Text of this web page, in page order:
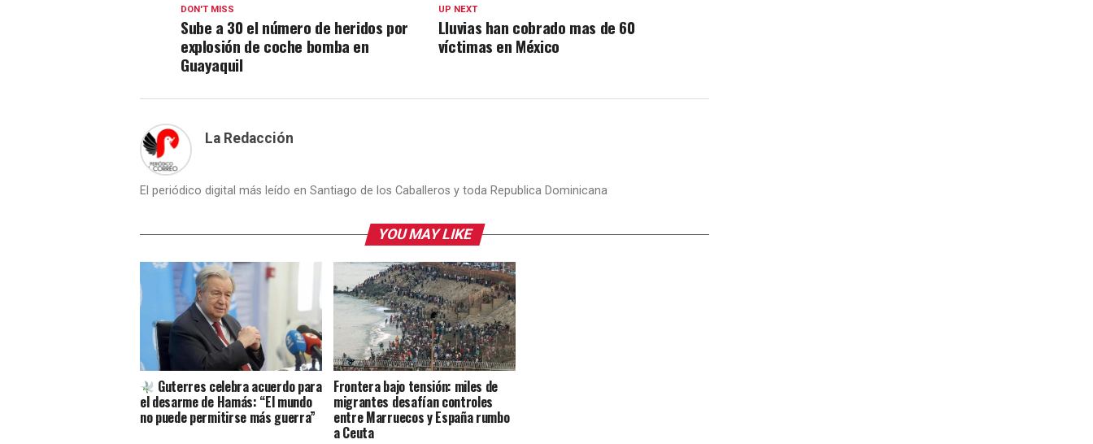
UP NEXT
Lluvias han cobrado mas de 60
víctimas en México
DON'T MISS
Sube a 30 el número de heridos por
explosión de coche bomba en
Guayaquil
La Redacción
El periódico digital más leído en Santiago de los Caballeros y toda Republica Dominicana
YOU MAY LIKE
Guterres celebra acuerdo para
el desarme de Hamás: “El mundo
no puede permitirse más guerra”
Frontera bajo tensión: miles de
migrantes desafían controles
entre Marruecos y España rumbo
a Ceuta